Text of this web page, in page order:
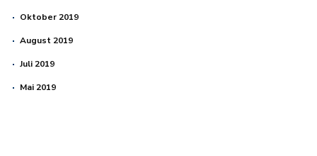
Oktober 2019
August 2019
Juli 2019
Mai 2019